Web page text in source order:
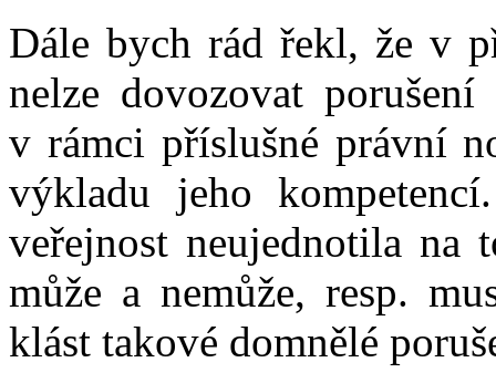
Dále bych rád řekl, že v
nelze dovozovat
v rámci příslušné právní
výkladu jeho
veřejnost neujednotila na
může a nemůže, resp.
klást takové domnělé